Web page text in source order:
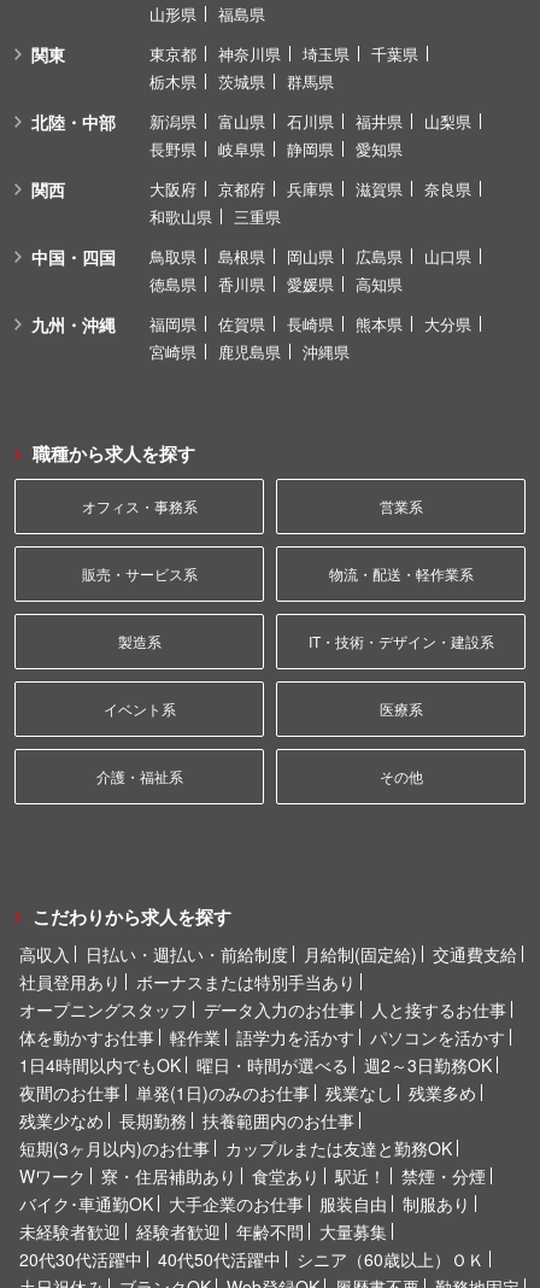
山形県
福島県
関東 東京都 神奈川県 埼玉県
千葉県
栃木県
茨城県 群馬県
北陸・中部 新潟県 富山県 石川県 福井県
山梨県
長野県
岐阜県 静岡県 愛知県
関西 大阪府 京都府 兵庫県 滋賀県
奈良県
和歌山県
三重県
中国・四国 鳥取県 島根県 岡山県 広島県
山口県
徳島県
香川県 愛媛県 高知県
九州・沖縄 福岡県 佐賀県 長崎県 熊本県
大分県
宮崎県
鹿児島県 沖縄県
職種から求人を探す
オフィス・事務系 営業系
販売・サービス系 物流・配送・軽作業系
製造系 IT・技術・デザイン・建設系
イベント系 医療系
介護・福祉系 その他
こだわりから求人を探す
高収入 日払い・週払い・前給制度 月給制(固定給)
交通費支給
社員登用あり
ボーナスまたは特別手当あり
オープニングスタッフ
データ入力のお仕事
人と接するお仕事
体を動かすお仕事
軽作業 語学力を活かす
パソコンを活かす
1日4時間以内でもOK
曜日・時間が選べる
週2～3日勤務OK
夜間のお仕事
単発(1日)のみのお仕事 残業なし
残業多め
残業少なめ
長期勤務
扶養範囲内のお仕事
短期(3ヶ月以内)のお仕事
カップルまたは友達と勤務OK
Wワーク
寮・住居補助あり 食堂あり 駅近！
禁煙・分煙
バイク･車通勤OK
大手企業のお仕事 服装自由
制服あり
未経験者歓迎
経験者歓迎 年齢不問
大量募集
20代30代活躍中
40代50代活躍中
シニア（60歳以上）ＯＫ